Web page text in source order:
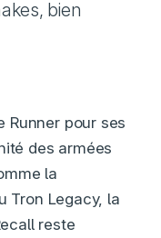
bien
Runner pour ses
des armées
la
Tron Legacy, la
reste